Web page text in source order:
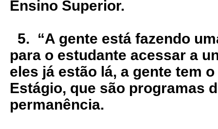
Ensino Superior.
5. “A gente está fazendo
para o estudante acessar a
eles já estão lá, a gente tem
Estágio, que são programas
permanência.